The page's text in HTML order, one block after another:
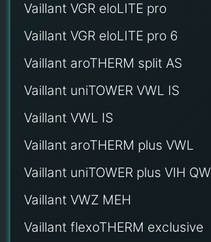
Vaillant VGR eloLITE pro
Vaillant VGR eloLITE pro 6
Vaillant aroTHERM split AS
Vaillant uniTOWER VWL IS
Vaillant VWL IS
Vaillant aroTHERM plus VWL
Vaillant uniTOWER plus VIH QW
Vaillant VWZ MEH
Vaillant flexoTHERM exclusive